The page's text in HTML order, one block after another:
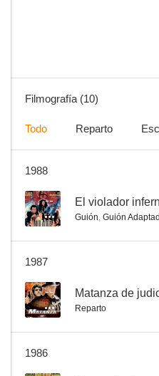
Filmografía (10)
Todo Reparto
1988
-- El violador
Guión, Guión
1987
-- Matanza de
Reparto
1986